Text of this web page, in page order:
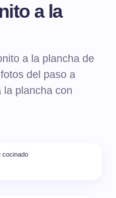
a la
a la plancha de
del paso a
la plancha con
cocinado